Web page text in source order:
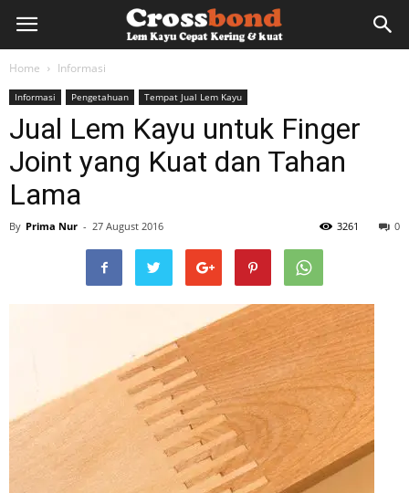
lemkayu.net
Lem
Kertas,
Home Informasi
Informasi Pengetahuan Tempat Jual Lem Kayu
Jual Lem Kayu untuk Finger
Joint yang Kuat dan Tahan
Lama
By Prima Nur - 27 August 2016 0
3261